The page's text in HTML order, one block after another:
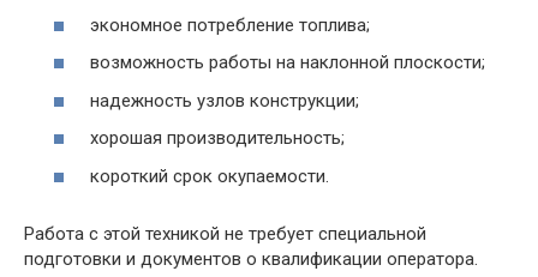
экономное потребление топлива;
возможность работы на наклонной плоскости;
надежность узлов конструкции;
хорошая производительность;
короткий срок окупаемости.
Работа с этой техникой не требует специальной
подготовки и документов о квалификации оператора.